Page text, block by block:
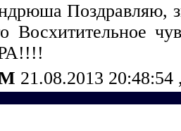
Поздравляю,
Восхитительное
21.08.2013 20:48:54